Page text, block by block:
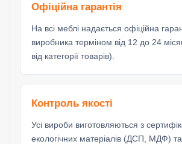
Офіційна гарантія
На всі меблі надається офіційна
виробника терміном від 12 до 24
від категорії товарів).
Контроль якості
Усі вироби виготовляються з
екологічних матеріалів (ДСП, МДФ)